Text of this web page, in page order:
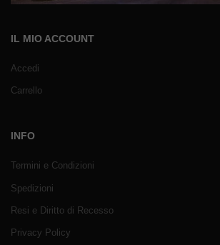
IL MIO ACCOUNT
Accedi
Carrello
INFO
Termini e Condizioni
Spedizioni
Resi e Diritto di Recesso
Privacy Policy